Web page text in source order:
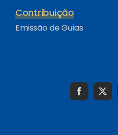
Contribuição
Emissão de Guias